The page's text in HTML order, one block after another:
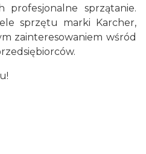
profesjonalne sprzątanie.
sprzętu marki Karcher,
zainteresowaniem wśród